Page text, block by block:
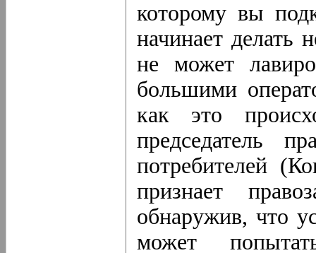
которому вы
начинает
не может
большими
как это
председатель
потребителей
признает
обнаружив, что
может